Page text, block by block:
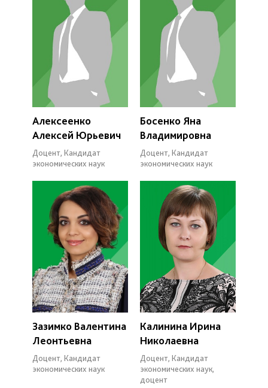
Алексеенко
Алексей Юрьевич
Доцент, Кандидат
экономических наук
Босенко Яна
Владимировна
Доцент, Кандидат
экономических наук
Зазимко Валентина
Леонтьевна
Доцент, Кандидат
экономических наук
Калинина Ирина
Николаевна
Доцент, Кандидат
экономических наук,
доцент